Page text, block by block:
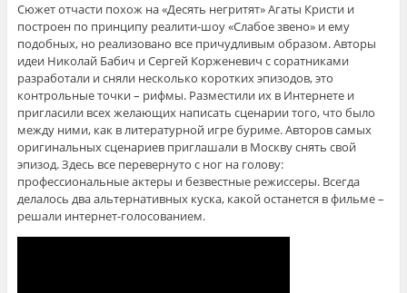
Сюжет отчасти похож на «Десять негритят» Агаты Кристи и
построен по принципу реалити-шоу «Слабое звено» и ему
подобных, но реализовано все причудливым образом. Авторы
идеи Николай Бабич и Сергей Корженевич с соратниками
разработали и сняли несколько коротких эпизодов, это
контрольные точки – рифмы. Разместили их в Интернете и
пригласили всех желающих написать сценарии того, что было
между ними, как в литературной игре буриме. Авторов самых
оригинальных сценариев приглашали в Москву снять свой
эпизод. Здесь все перевернуто с ног на голову:
профессиональные актеры и безвестные режиссеры. Всегда
делалось два альтернативных куска, какой останется в фильме –
решали интернет-голосованием.